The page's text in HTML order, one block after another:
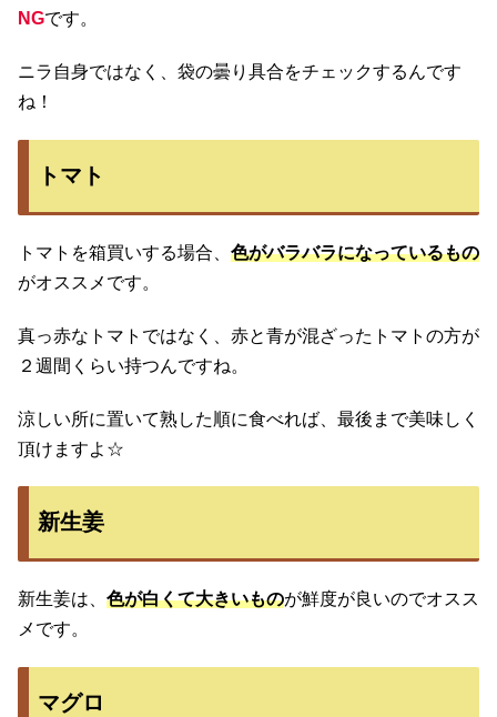
NGです。
ニラ自身ではなく、袋の曇り具合をチェックするんです
ね！
トマト
トマトを箱買いする場合、 色がバラバラになっているもの
がオススメです。
真っ赤なトマトではなく、赤と青が混ざったトマトの方が
２週間くらい持つんですね。
涼しい所に置いて熟した順に食べれば、最後まで美味しく
頂けますよ☆
新生姜
新生姜は、 色が白くて大きいものが鮮度が良いのでオスス
メです。
マグロ